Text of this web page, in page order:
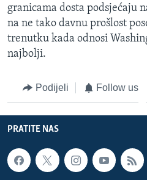
granicama dosta podsjećaju
na ne tako davnu prošlost
trenutku kada odnosi
najbolji.
Podijeli Follow us
PRATITE NAS